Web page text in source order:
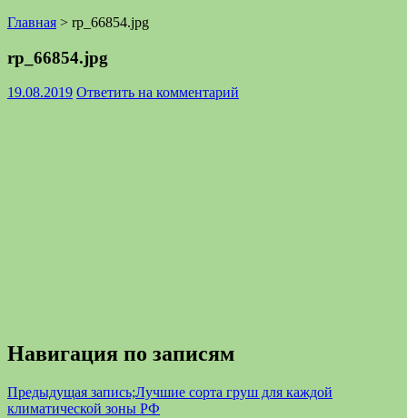
Главная > rp_66854.jpg
rp_66854.jpg
19.08.2019 Ответить на комментарий
Навигация по записям
Предыдущая запись;Лучшие сорта груш для каждой
климатической зоны РФ